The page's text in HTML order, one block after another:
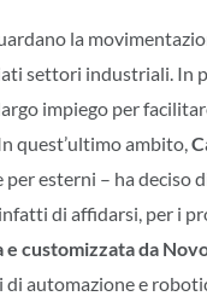
la
settori industriali. In
impiego per
quest’ultimo ambito,
esterni – ha deciso
di affidarsi, per i
customizzata da
automazione e